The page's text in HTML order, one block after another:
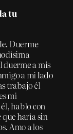
tu
Duerme
duerme a mis
a mi lado
trabajo él
mi
hablo con
que haría sin
Amo a los